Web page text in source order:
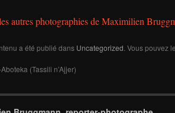
autres photographies de Maximilien
a été publié dans Uncategorized . Vous pouvez
(Tassili n’Ajjer)